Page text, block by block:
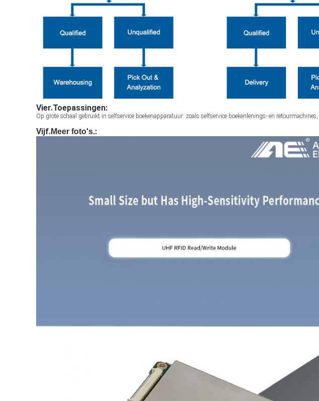
Vier.Toepassingen:
Op grote schaal gebruikt in selfservice boekenapparatuur: zoals selfservice boekenlenings- en
Vijf.Meer foto's.: